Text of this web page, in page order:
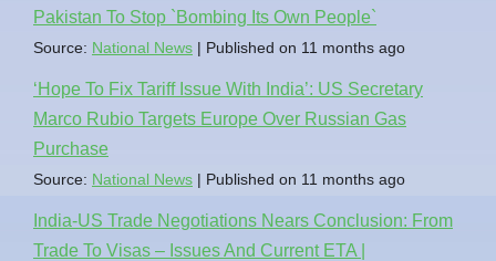
Pakistan To Stop `Bombing Its Own People`
Source: National News Published on 11 months ago
‘Hope To Fix Tariff Issue With India’: US Secretary
Marco Rubio Targets Europe Over Russian Gas
Purchase
Source: National News Published on 11 months ago
India-US Trade Negotiations Nears Conclusion: From
Trade To Visas – Issues And Current ETA |